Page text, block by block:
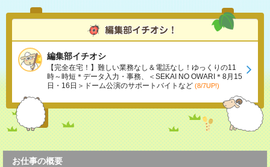
編集部イチオシ
【完全在宅！】難しい業務なし＆電話なし！ゆっくりの11
時～時短＊データ入力・事務、＜SEKAI NO OWARI＊8月15
日・16日＞ドーム公演のサポートバイトなど (8/7UP!)
お仕事の概要